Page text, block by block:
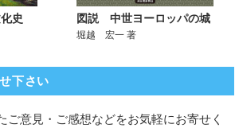
史 図説 中世ヨーロッパの城
堀越 宏一 著
下さい
ご意見・ご感想などをお気軽にお寄せく